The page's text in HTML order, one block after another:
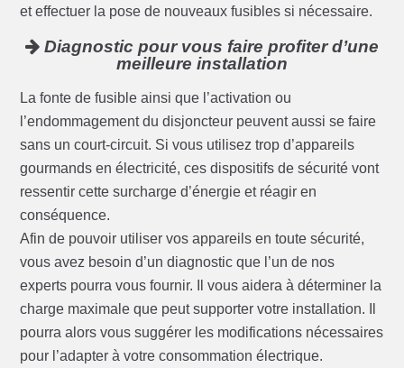
et effectuer la pose de nouveaux fusibles si nécessaire.
Diagnostic pour vous faire profiter d’une
meilleure installation
La fonte de fusible ainsi que l’activation ou
l’endommagement du disjoncteur peuvent aussi se faire
sans un court-circuit. Si vous utilisez trop d’appareils
gourmands en électricité, ces dispositifs de sécurité vont
ressentir cette surcharge d’énergie et réagir en
conséquence.
Afin de pouvoir utiliser vos appareils en toute sécurité,
vous avez besoin d’un diagnostic que l’un de nos
experts pourra vous fournir. Il vous aidera à déterminer la
charge maximale que peut supporter votre installation. Il
pourra alors vous suggérer les modifications nécessaires
pour l’adapter à votre consommation électrique.